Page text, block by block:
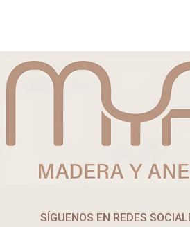
SÍGUENOS EN REDES